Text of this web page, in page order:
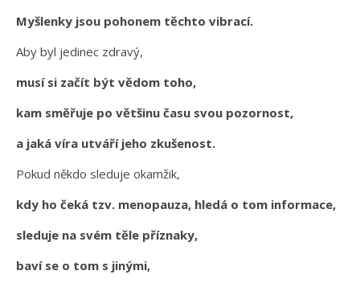
Myšlenky jsou pohonem těchto vibrací.
Aby byl jedinec zdravý,
musí si začít být vědom toho,
kam směřuje po většinu času svou pozornost,
a jaká víra utváří jeho zkušenost.
Pokud někdo sleduje okamžik,
kdy ho čeká tzv. menopauza, hledá o tom informace,
sleduje na svém těle příznaky,
baví se o tom s jinými,